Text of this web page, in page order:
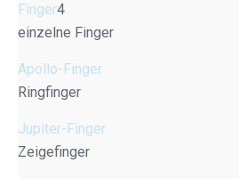
Finger4
einzelne Finger
Apollo-Finger
Ringfinger
Jupiter-Finger
Zeigefinger